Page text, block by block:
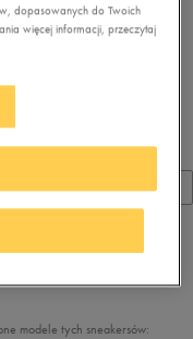
lub
modele tych sneakersów:
dopasowanych do Twoich
więcej informacji, przeczytaj